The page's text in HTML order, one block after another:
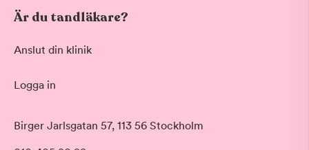
Är du tandläkare?
Anslut din klinik
Logga in
Birger Jarlsgatan 57, 113 56 Stockholm